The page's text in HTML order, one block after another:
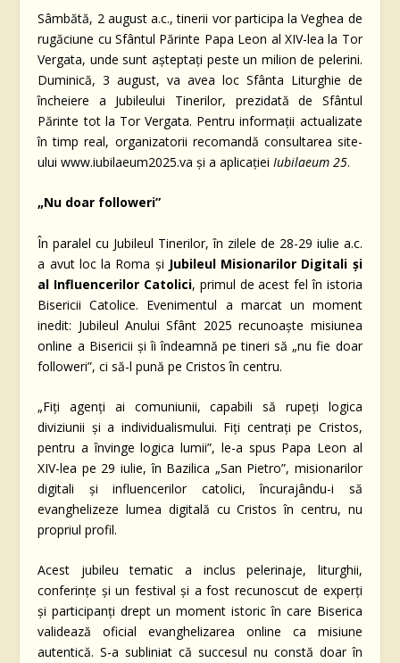
Sâmbătă, 2 august a.c., tinerii vor participa la Veghea de
rugăciune cu Sfântul Părinte Papa Leon al XIV-lea la Tor
Vergata, unde sunt așteptați peste un milion de pelerini.
Duminică, 3 august, va avea loc Sfânta Liturghie de
încheiere a Jubileului Tinerilor, prezidată de Sfântul
Părinte tot la Tor Vergata. Pentru informații actualizate
în timp real, organizatorii recomandă consultarea site-
ului www.iubilaeum2025.va și a aplicațieiIubilaeum 25.
„Nu doar followeri”
În paralel cu Jubileul Tinerilor, în zilele de 28-29 iulie a.c.
a avut loc la Roma și Jubileul Misionarilor Digitali și
al Influencerilor Catolici, primul de acest fel în istoria
Bisericii Catolice. Evenimentul a marcat un moment
inedit: Jubileul Anului Sfânt 2025 recunoaște misiunea
online a Bisericii și îi îndeamnă pe tineri să „nu fie doar
followeri”, ci să-l pună pe Cristos în centru.
„Fiți agenți ai comuniunii, capabili să rupeți logica
diviziunii și a individualismului. Fiți centrați pe Cristos,
pentru a învinge logica lumii”, le-a spus Papa Leon al
XIV-lea pe 29 iulie, în Bazilica „San Pietro”, misionarilor
digitali și influencerilor catolici, încurajându-i să
evanghelizeze lumea digitală cu Cristos în centru, nu
propriul profil.
Acest jubileu tematic a inclus pelerinaje, liturghii,
conferințe și un festival și a fost recunoscut de experți
și participanți drept un moment istoric în care Biserica
validează oficial evanghelizarea online ca misiune
autentică. S-a subliniat că succesul nu constă doar în